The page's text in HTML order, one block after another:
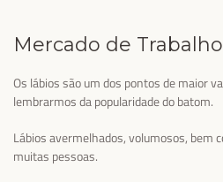
Mercado de Trabalho
Os lábios são um dos pontos de maior
lembrarmos da popularidade do batom.
Lábios avermelhados, volumosos, bem
muitas pessoas.